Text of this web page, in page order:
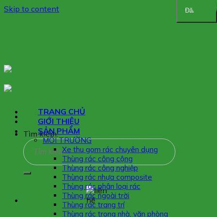
Skip to content
Tìm kiếm:
TRANG CHỦ
GIỚI THIỆU
SẢN PHẨM
MÔI TRƯỜNG
Xe thu gom rác chuyên dụng
Thùng rác công cộng
Thùng rác công nghiệp
Thùng rác nhựa composite
Thùng rác phân loại rác
Thùng rác ngoài trời
Thùng rác trang trí
Thùng rác trong nhà, văn phòng
Đăng ký